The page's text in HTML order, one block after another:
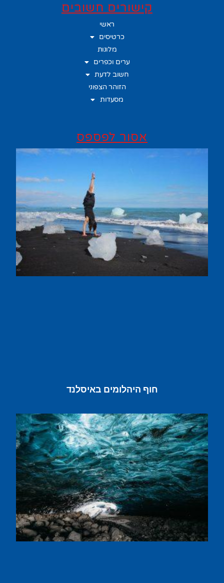
קישורים חשובים
ראשי
כרטיסים
מלונות
ערים וכפרים
חשוב לדעת
הזוהר הצפוני
מסעדות
אסור לפספס
חוף היהלומים באיסלנד